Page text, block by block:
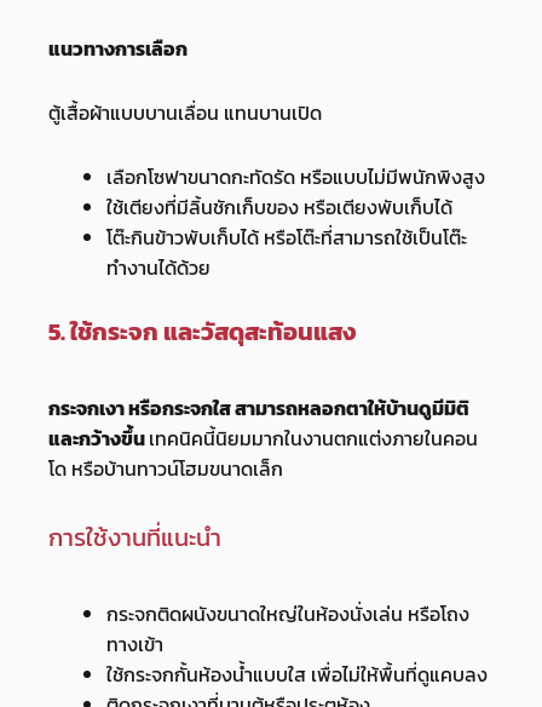
แนวทางการเลือก
ตู้เสื้อผ้าแบบบานเลื่อน แทนบานเปิด
เลือกโซฟาขนาดกะทัดรัด หรือแบบไม่มีพนักพิงสูง
ใช้เตียงที่มีลิ้นชักเก็บของ หรือเตียงพับเก็บได้
โต๊ะกินข้าวพับเก็บได้ หรือโต๊ะที่สามารถใช้เป็นโต๊ะ
ทำงานได้ด้วย
5. ใช้กระจก และวัสดุสะท้อนแสง
กระจกเงา หรือกระจกใส สามารถหลอกตาให้บ้านดูมีมิติ
และกว้างขึ้นเทคนิคนี้นิยมมากในงานตกแต่งภายในคอน
โด หรือบ้านทาวน์โฮมขนาดเล็ก
การใช้งานที่แนะนำ
กระจกติดผนังขนาดใหญ่ในห้องนั่งเล่น หรือโถง
ทางเข้า
ใช้กระจกกั้นห้องน้ำแบบใส เพื่อไม่ให้พื้นที่ดูแคบลง